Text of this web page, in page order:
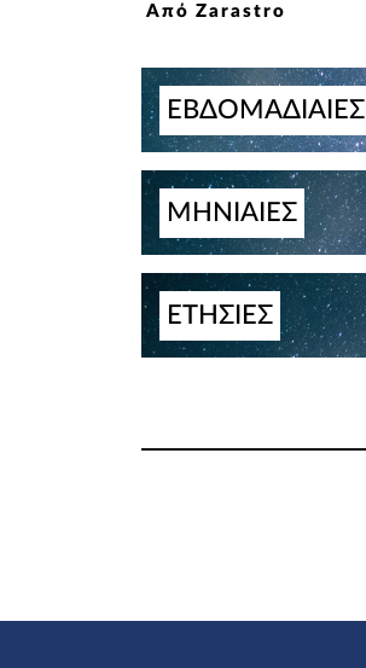
Από Zarastro
ΕΒΔΟΜΑΔΙΑΙΕΣ
ΜΗΝΙΑΙΕΣ
ΕΤΗΣΙΕΣ